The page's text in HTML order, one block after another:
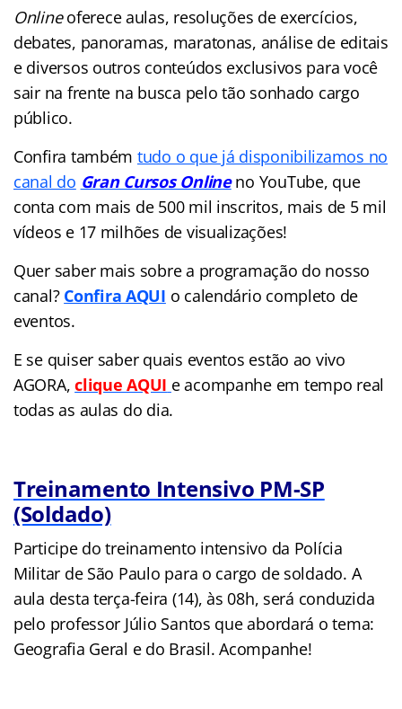
Online oferece aulas, resoluções de exercícios,
debates, panoramas, maratonas, análise de editais
e diversos outros conteúdos exclusivos para você
sair na frente na busca pelo tão sonhado cargo
público.
Confira também tudo o que já disponibilizamos no
canal do Gran Cursos Onlineno YouTube, que
conta com mais de 500 mil inscritos, mais de 5 mil
vídeos e 17 milhões de visualizações!
Quer saber mais sobre a programação do nosso
canal? Confira AQUI o calendário completo de
eventos.
E se quiser saber quais eventos estão ao vivo
AGORA,clique AQUI e acompanhe em tempo real
todas as aulas do dia.
Treinamento Intensivo PM-SP
(Soldado)
Participe do treinamento intensivo da Polícia
Militar de São Paulo para o cargo de soldado. A
aula desta terça-feira (14), às 08h, será conduzida
pelo professor Júlio Santos que abordará o tema:
Geografia Geral e do Brasil. Acompanhe!